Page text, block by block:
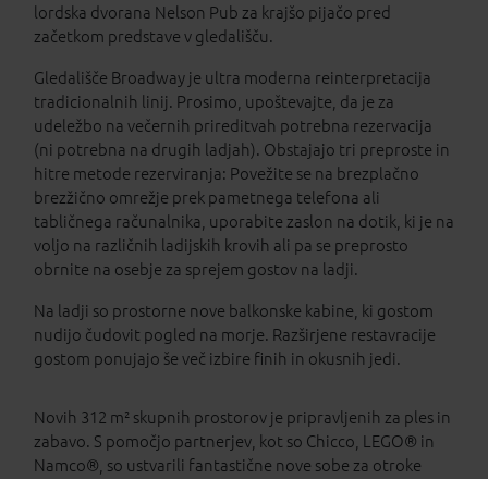
lordska dvorana Nelson Pub za krajšo pijačo pred
začetkom predstave v gledališču.
Gledališče Broadway je ultra moderna reinterpretacija
tradicionalnih linij. Prosimo, upoštevajte, da je za
udeležbo na večernih prireditvah potrebna rezervacija
(ni potrebna na drugih ladjah). Obstajajo tri preproste in
hitre metode rezerviranja: Povežite se na brezplačno
brezžično omrežje prek pametnega telefona ali
tabličnega računalnika, uporabite zaslon na dotik, ki je na
voljo na različnih ladijskih krovih ali pa se preprosto
obrnite na osebje za sprejem gostov na ladji.
Na ladji so prostorne nove balkonske kabine, ki gostom
nudijo čudovit pogled na morje. Razširjene restavracije
gostom ponujajo še več izbire finih in okusnih jedi.
Novih 312 m² skupnih prostorov je pripravljenih za ples in
zabavo. S pomočjo partnerjev, kot so Chicco, LEGO® in
Namco®, so ustvarili fantastične nove sobe za otroke